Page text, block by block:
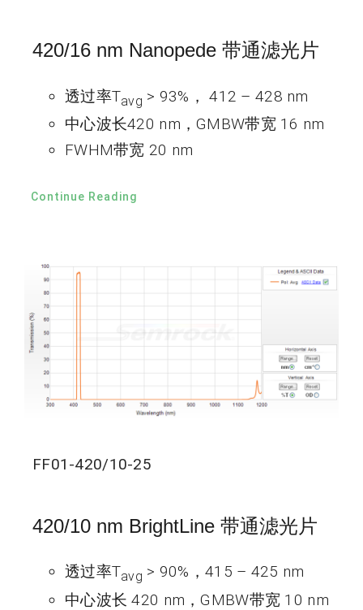
420/16 nm Nanopede 带通滤光片
透过率Tavg > 93%， 412 – 428 nm
中心波长420 nm，GMBW带宽 16 nm
FWHM带宽 20 nm
Continue Reading
FF01-420/10-25
420/10 nm BrightLine 带通滤光片
透过率Tavg > 90%，415 – 425 nm
中心波长 420 nm，GMBW带宽 10 nm